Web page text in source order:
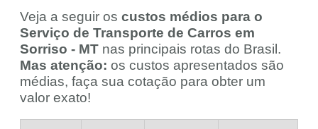
Veja a seguir os custos médios para o
Serviço de Transporte de Carros em
Sorriso - MT nas principais rotas do Brasil.
Mas atenção: os custos apresentados são
médias, faça sua cotação para obter um
valor exato!